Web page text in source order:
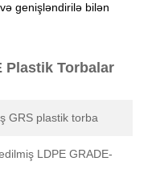
genişləndirilə bilən
Plastik Torbalar
GRS plastik torba
LDPE GRADE-